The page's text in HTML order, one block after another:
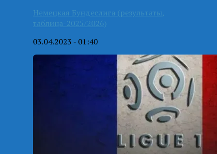
Немецкая Бундеслига (результаты,
таблица-2025/2026)
03.04.2023 - 01:40